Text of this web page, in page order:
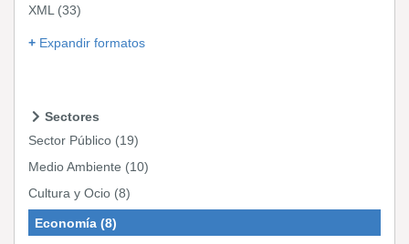
XML (33)
Expandir formatos
Sectores
Sector Público (19)
Medio Ambiente (10)
Cultura y Ocio (8)
Economía (8)